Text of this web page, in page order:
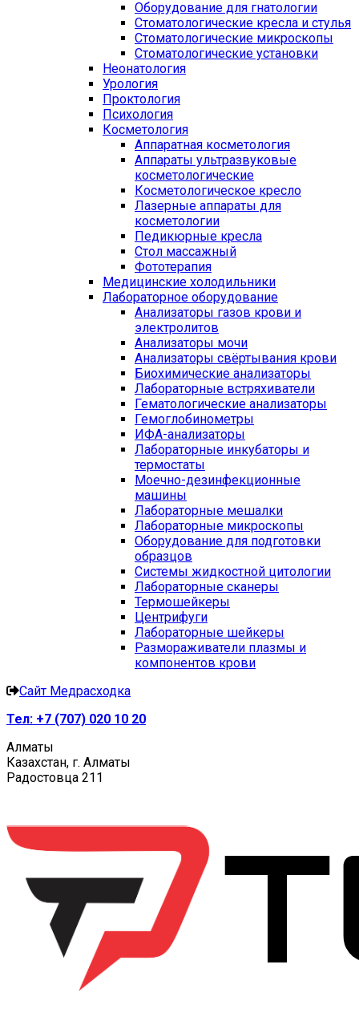
Оборудование для гнатологии
Стоматологические кресла и стулья
Стоматологические микроскопы
Стоматологические установки
Неонатология
Урология
Проктология
Психология
Косметология
Аппаратная косметология
Аппараты ультразвуковые
косметологические
Косметологическое кресло
Лазерные аппараты для
косметологии
Педикюрные кресла
Стол массажный
Фототерапия
Медицинские холодильники
Лабораторное оборудование
Анализаторы газов крови и
электролитов
Анализаторы мочи
Анализаторы свёртывания крови
Биохимические анализаторы
Лабораторные встряхиватели
Гематологические анализаторы
Гемоглобинометры
ИФА-анализаторы
Лабораторные инкубаторы и
термостаты
Моечно-дезинфекционные
машины
Лабораторные мешалки
Лабораторные микроскопы
Оборудование для подготовки
образцов
Системы жидкостной цитологии
Лабораторные сканеры
Термошейкеры
Центрифуги
Лабораторные шейкеры
Размораживатели плазмы и
компонентов крови
Сайт Медрасходка
Тел: +7 (707) 020 10 20
Алматы
Казахстан, г. Алматы
Радостовца 211